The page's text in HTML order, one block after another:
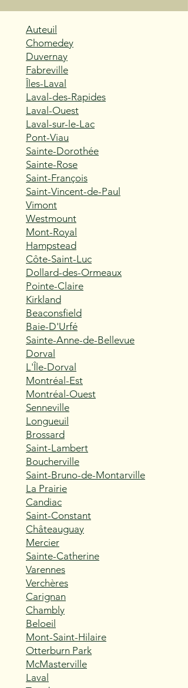
Auteuil
Chomedey
Duvernay
Fabreville
Îles-Laval
Laval-des-Rapides
Laval-Ouest
Laval-sur-le-Lac
Pont-Viau
Sainte-Dorothée
Sainte-Rose
Saint-François
Saint-Vincent-de-Paul
Vimont
Westmount
Mont-Royal
Hampstead
Côte-Saint-Luc
Dollard-des-Ormeaux
Pointe-Claire
Kirkland
Beaconsfield
Baie-D'Urfé
Sainte-Anne-de-Bellevue
Dorval
L'Île-Dorval
Montréal-Est
Montréal-Ouest
Senneville
Longueuil
Brossard
Saint-Lambert
Boucherville
Saint-Bruno-de-Montarville
La Prairie
Candiac
Saint-Constant
Châteauguay
Mercier
Sainte-Catherine
Varennes
Verchères
Carignan
Chambly
Beloeil
Mont-Saint-Hilaire
Otterburn Park
McMasterville
Laval